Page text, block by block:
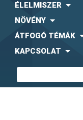
ÉLELMISZER
NÖVÉNY
ÁTFOGÓ TÉMÁK
KAPCSOLAT